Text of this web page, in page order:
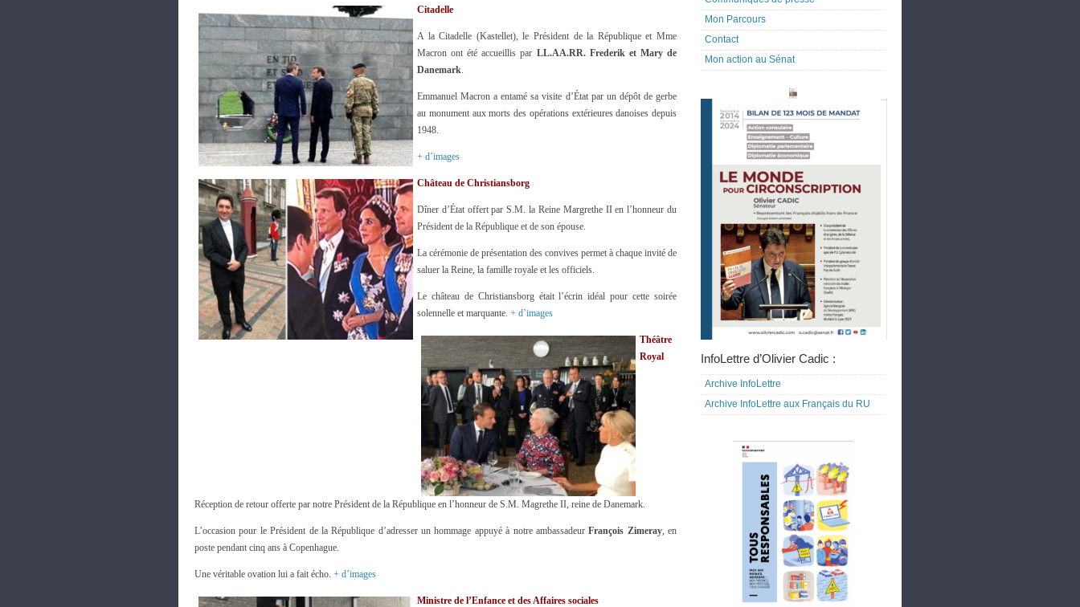
Citadelle
A la Citadelle (Kastellet), le Président de la République et Mme
Macron ont été accueillis par LL.AA.RR. Frederik et Mary de
Danemark.
Emmanuel Macron a entamé sa visite d’État par un dépôt de gerbe
au monument aux morts des opérations extérieures danoises depuis
1948.
+ d’images
Château de Christiansborg
Dîner d’État offert par S.M. la Reine Margrethe II en l’honneur du
Président de la République et de son épouse.
La cérémonie de présentation des convives permet à chaque invité de
saluer la Reine, la famille royale et les officiels.
Le château de Christiansborg était l’écrin idéal pour cette soirée
solennelle et marquante. + d’images
Théâtre
Royal
Réception de retour offerte par notre Président de la République en l’honneur de S.M. Magrethe II, reine de Danemark.
L’occasion pour le Président de la République d’adresser un hommage appuyé à notre ambassadeurFrançois Zimeray, en
poste pendant cinq ans à Copenhague.
Une véritable ovation lui a fait écho. + d’images
Ministre de l’Enfance et des Affaires sociales
Mon Parcours
Contact
Mon action au Sénat
InfoLettre d’Olivier Cadic :
Archive InfoLettre
Archive InfoLettre aux Français du RU